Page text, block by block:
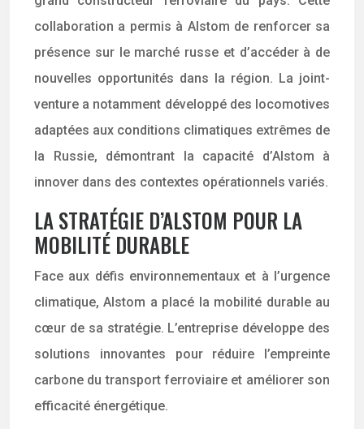
collaboration a permis à Alstom de renforcer sa
présence sur le marché russe et d’accéder à de
nouvelles opportunités dans la région. La joint-
venture a notamment développé des locomotives
adaptées aux conditions climatiques extrêmes de
la Russie, démontrant la capacité d’Alstom à
innover dans des contextes opérationnels variés.
LA STRATÉGIE D’ALSTOM POUR LA
MOBILITÉ DURABLE
Face aux défis environnementaux et à l’urgence
climatique, Alstom a placé la mobilité durable au
cœur de sa stratégie. L’entreprise développe des
solutions innovantes pour réduire l’empreinte
carbone du transport ferroviaire et améliorer son
efficacité énergétique.